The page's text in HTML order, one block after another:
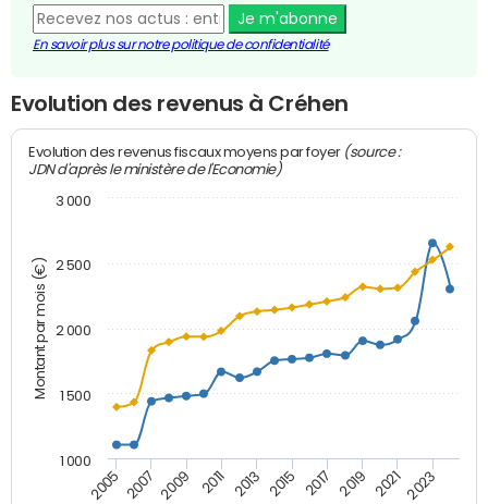
Je m'abonne
En savoir plus sur notre politique de confidentialité
Evolution des revenus à Créhen
Montant par mois (€)
Evolution des revenus fiscaux moyens par foyer (source :
JDN d'après le ministère de l'Economie)
2005 2007 2009 2011 2013 2015 2017 2019 2021 2023
1 000
1 500
2 000
2 500
3 000